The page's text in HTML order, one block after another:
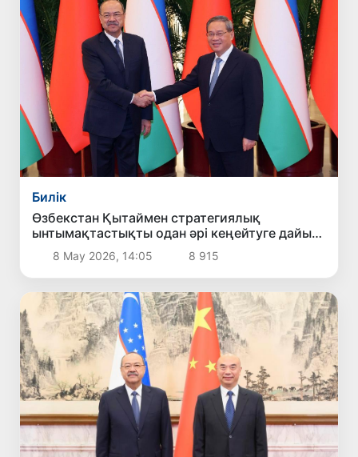
Билік
Өзбекстан Қытаймен стратегиялық
ынтымақтастықты одан әрі кеңейтуге дайын
екенін мәлімдеді
8 Мау 2026, 14:05 8 915